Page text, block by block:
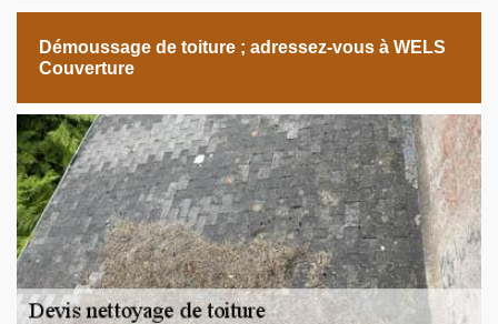
Démoussage de toiture ; adressez-vous à WELS
Couverture